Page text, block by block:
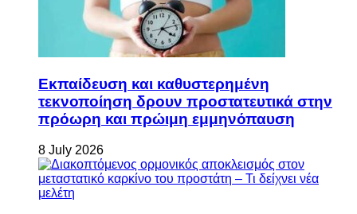
Εκπαίδευση και καθυστερημένη
τεκνοποίηση δρουν προστατευτικά στην
πρόωρη και πρώιμη εμμηνόπαυση
8 July 2026